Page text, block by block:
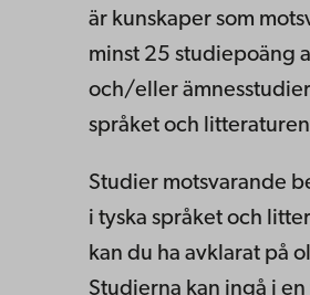
är kunskaper som
minst 25 studiepoäng
och/eller
språket och
Studier motsvarande
i tyska språket och
kan du ha avklarat på
Studierna kan ingå i